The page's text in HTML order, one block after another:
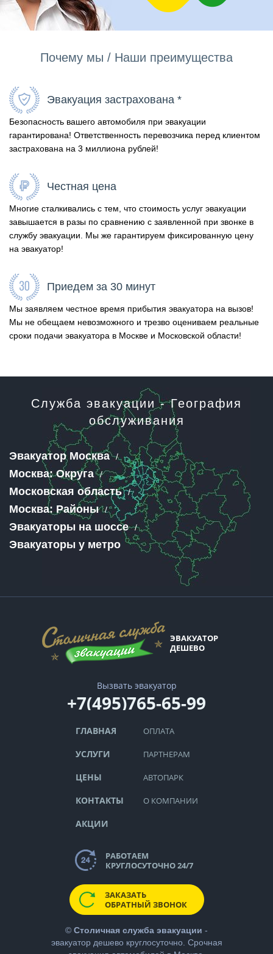
Почему мы / Наши преимущества
Эвакуация застрахована *
Безопасность вашего автомобиля при эвакуации
гарантирована! Ответственность перевозчика перед клиентом
застрахована на 3 миллиона рублей!
Честная цена
Многие сталкивались с тем, что стоимость услуг эвакуации
завышается в разы по сравнению с заявленной при звонке в
службу эвакуации. Мы же гарантируем фиксированную цену
на эвакуатор!
Приедем за 30 минут
Мы заявляем честное время прибытия эвакуатора на вызов!
Мы не обещаем невозможного и трезво оцениваем реальные
сроки подачи эвакуатора в Москве и Московской области!
Служба эвакуации - География
обслуживания
Эвакуатор Москва
Москва: Округа
Московская область
Москва: Районы
Эвакуаторы на шоссе
Эвакуаторы у метро
ЭВАКУАТОР
ДЕШЕВО
Вызвать эвакуатор
+7(495)765-65-99
ГЛАВНАЯ
УСЛУГИ
ЦЕНЫ
КОНТАКТЫ
АКЦИИ
ОПЛАТА
ПАРТНЕРАМ
АВТОПАРК
О КОМПАНИИ
РАБОТАЕМ
КРУГЛОСУТОЧНО 24/7
ЗАКАЗАТЬ
ОБРАТНЫЙ ЗВОНОК
© Столичная служба эвакуации -
эвакуатор дешевокруглосуточно. Срочная